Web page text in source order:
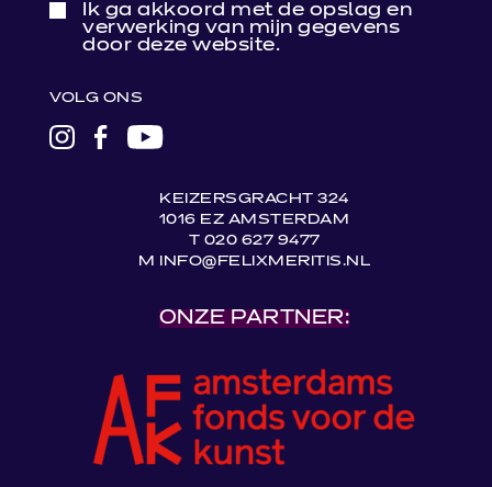
Ik ga akkoord met de opslag en
verwerking van mijn gegevens
door deze website.
VOLG ONS
LINK
LINKLINK
KEIZERSGRACHT 324
1016 EZ AMSTERDAM
T 020 627 9477
M INFO@FELIXMERITIS.NL
ONZE PARTNER: